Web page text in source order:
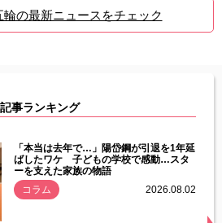
輪の最新ニュースをチェック
事ランキング
「本当は去年で…」陽岱鋼が引退を1年延
ばしたワケ 子どもの学校で感動…スタ
ーを支えた家族の物語
コラム
2026.08.02